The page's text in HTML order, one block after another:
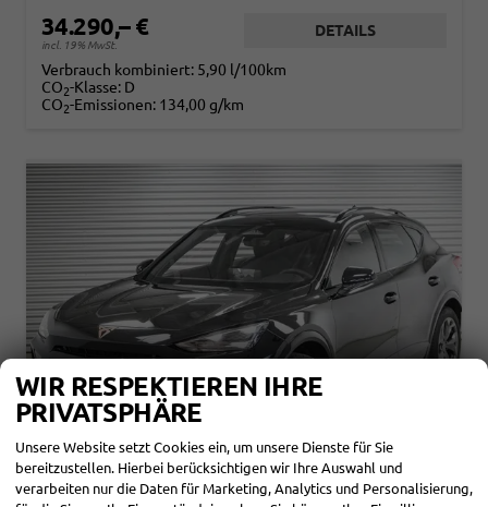
34.290,– €
incl. 19% MwSt.
DETAILS
Verbrauch kombiniert: 5,90 l/100km
CO2-Klasse: D
CO2-Emissionen: 134,00 g/km
WIR RESPEKTIEREN IHRE
PRIVATSPHÄRE
Unsere Website setzt Cookies ein, um unsere Dienste für Sie
bereitzustellen. Hierbei berücksichtigen wir Ihre Auswahl und
verarbeiten nur die Daten für Marketing, Analytics und Personalisierung,